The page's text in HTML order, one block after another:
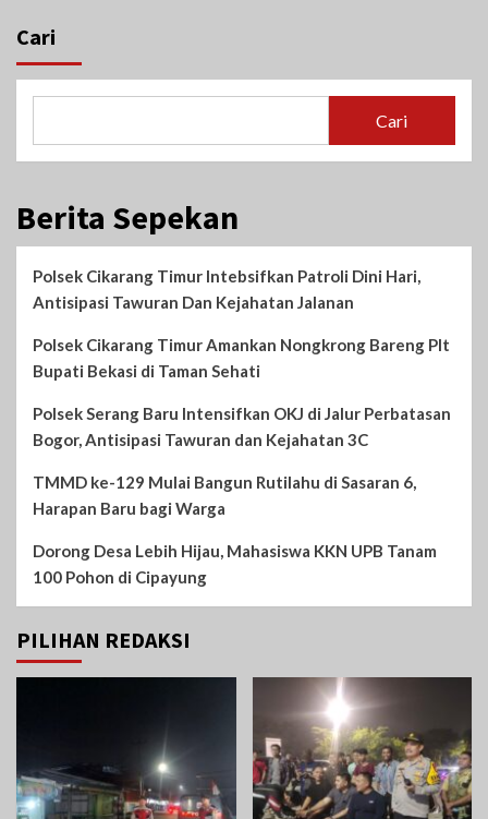
Cari
Cari
Berita Sepekan
Polsek Cikarang Timur Intebsifkan Patroli Dini Hari,
Antisipasi Tawuran Dan Kejahatan Jalanan
Polsek Cikarang Timur Amankan Nongkrong Bareng Plt
Bupati Bekasi di Taman Sehati‎
Polsek Serang Baru Intensifkan OKJ di Jalur Perbatasan
Bogor, Antisipasi Tawuran dan Kejahatan 3C
TMMD ke-129 Mulai Bangun Rutilahu di Sasaran 6,
Harapan Baru bagi Warga
Dorong Desa Lebih Hijau, Mahasiswa KKN UPB Tanam
100 Pohon di Cipayung
PILIHAN REDAKSI